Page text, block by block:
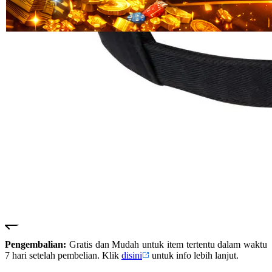
Read
13
Reviews.
HT OFFICIAL
SUSTER123
SUSTER 123
Pengembalian: Gratis dan Mudah untuk item tertentu dalam waktu
7 hari setelah pembelian. Klik disini untuk info lebih lanjut.